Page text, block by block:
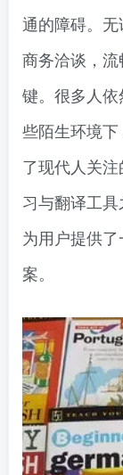
通的障碍。
商务洽谈，
键。很多人
些陌生环境
了现代人关
习与翻译工
为用户提供
案。